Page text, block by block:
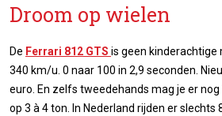
Droom op wielen
De Ferrari 812 GTS is geen kinderachtige
340 km/u. 0 naar 100 in 2,9 seconden.
euro. En zelfs tweedehands mag je er
op 3 à 4 ton. In Nederland rijden er slechts